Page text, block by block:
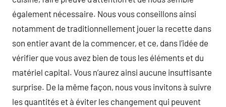
également nécessaire. Nous vous conseillons ainsi
notamment de traditionnellement jouer la recette dans
son entier avant de la commencer, et ce, dans l’idée de
vérifier que vous avez bien de tous les éléments et du
matériel capital. Vous n’aurez ainsi aucune insuffisante
surprise. De la même façon, nous vous invitons à suivre
les quantités et à éviter les changement qui peuvent